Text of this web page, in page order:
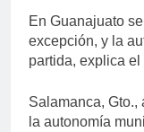
En Guanajuato
excepción, y la
partida, explica
Salamanca, Gto.,
la autonomía